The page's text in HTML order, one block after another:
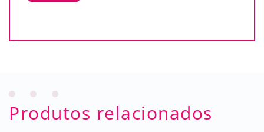
Produtos relacionados